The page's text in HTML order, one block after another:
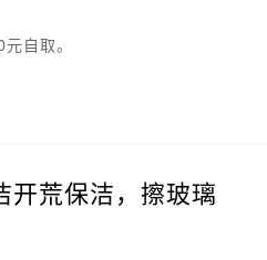
自取。
开荒保洁，擦玻璃